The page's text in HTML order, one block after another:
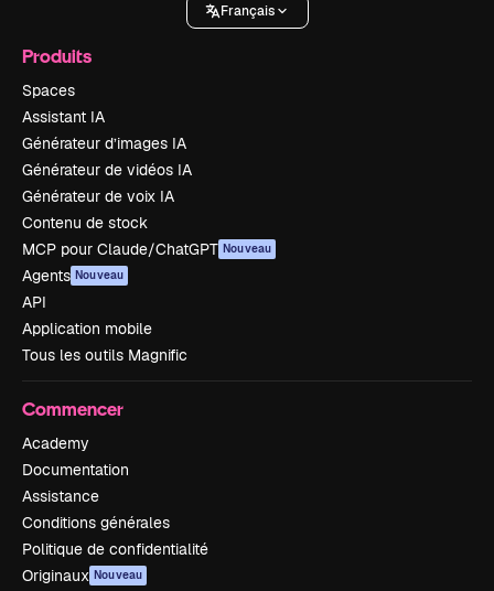
Français
Produits
Spaces
Assistant IA
Générateur d’images IA
Générateur de vidéos IA
Générateur de voix IA
Contenu de stock
MCP pour Claude/ChatGPT Nouveau
Agents Nouveau
API
Application mobile
Tous les outils Magnific
Commencer
Academy
Documentation
Assistance
Conditions générales
Politique de confidentialité
Originaux Nouveau